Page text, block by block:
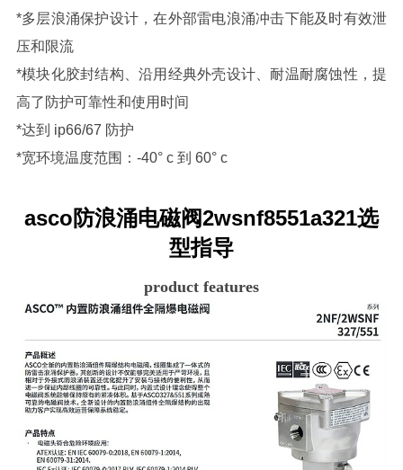
*多层浪涌保护设计，在外部雷电浪涌冲击下能及时有效泄
压和限流
*模块化胶封结构、沿用经典外壳设计、耐温耐腐蚀性，提
高了防护可靠性和使用时间
*达到 ip66/67 防护
*宽环境温度范围：-40° c 到 60° c
asco防浪涌电磁阀2wsnf8551a321选
型指导
product features